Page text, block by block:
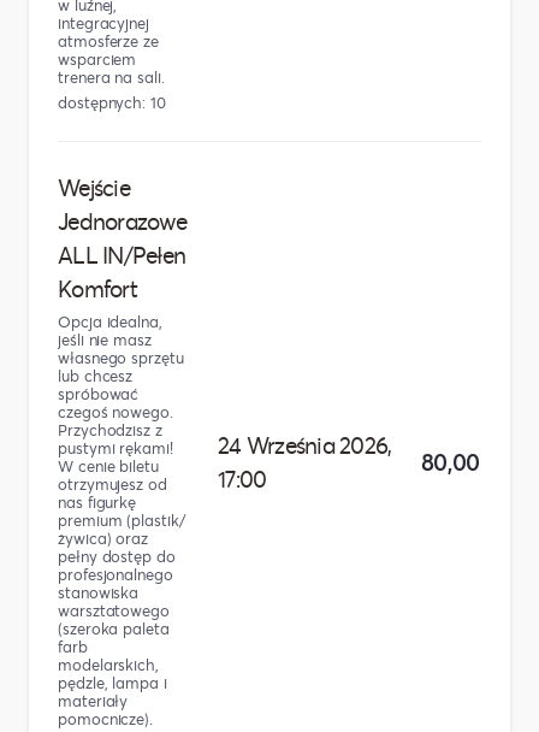
w luźnej,
integracyjnej
atmosferze ze
wsparciem
trenera na sali.
dostępnych: 10
Wejście
Jednorazowe
ALL IN/Pełen
Komfort
Opcja idealna,
jeśli nie masz
własnego sprzętu
lub chcesz
spróbować
czegoś nowego.
Przychodzisz z
pustymi rękami!
W cenie biletu
otrzymujesz od
nas figurkę
premium (plastik/
żywica) oraz
pełny dostęp do
profesjonalnego
stanowiska
warsztatowego
(szeroka paleta
farb
modelarskich,
pędzle, lampa i
materiały
pomocnicze).
24 Września 2026,
17:00
80,00 zł